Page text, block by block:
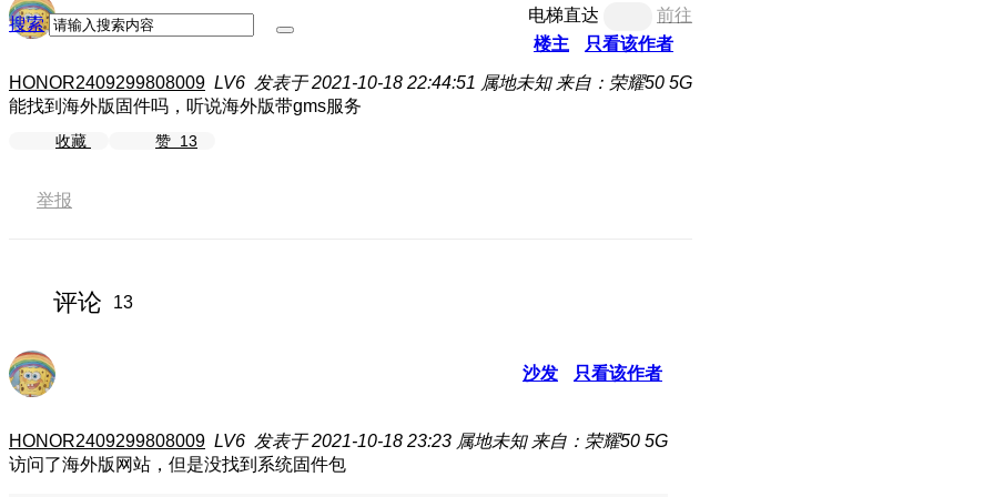
搜索 电梯直达
前往
楼主
只看该作者
HONOR2409299808009 LV6 发表于 2021-10-18 22:44:51 属地未知 来自：荣耀50 5G
能找到海外版固件吗，听说海外版带gms服务
收藏 赞 13
举报
评论 13
沙发 只看该作者
HONOR2409299808009 LV6 发表于 2021-10-18 23:23 属地未知 来自：荣耀50 5G
访问了海外版网站，但是没找到系统固件包